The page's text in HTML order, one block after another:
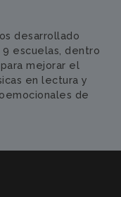
desarrollado
escuelas, dentro
mejorar el
en lectura y
de